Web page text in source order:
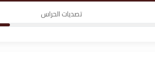
تصديات الحراس